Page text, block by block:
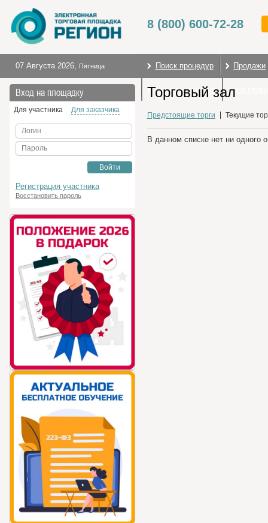
8 (800) 600-72-28
07 Августа 2026, Пятница Поиск процедур Продажи
Торговые секции
Вход на площадку
Для участника Для заказчика
Логин
Пароль
Войти
Регистрация участника
Восстановить пароль
Торговый зал
Предстоящие торги Текущие
В данном списке нет ни одного